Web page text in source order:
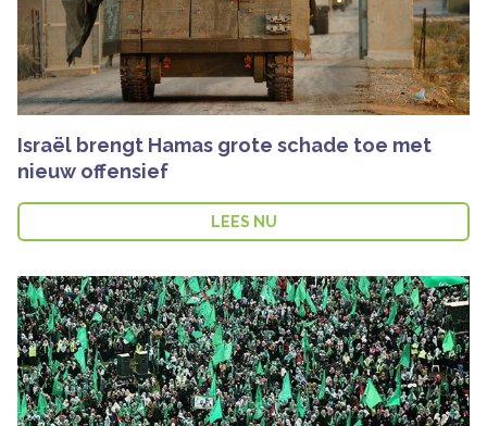
Israël brengt Hamas grote schade toe met
nieuw offensief
LEES NU